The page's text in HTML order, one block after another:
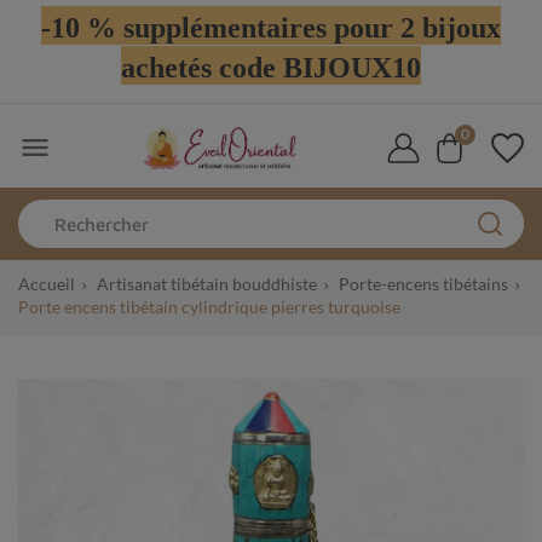
-10 % supplémentaires pour 2 bijoux
achetés code BIJOUX10
 0
Accueil Artisanat tibétain bouddhiste
Porte-encens tibétains
Porte encens tibétain cylindrique pierres turquoise